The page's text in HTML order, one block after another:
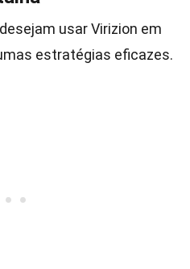
usar Virizion em
estratégias eficazes.